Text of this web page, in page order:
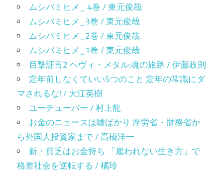
ムシバミヒメ_ 4巻 / 東元俊哉
ムシバミヒメ_3巻 / 東元俊哉
ムシバミヒメ_2巻 / 東元俊哉
ムシバミヒメ_1巻 / 東元俊哉
目撃証言2 ヘヴィ・メタル:魂の旅路 / 伊藤政則
定年前しなくていい5つのこと 定年の常識にダ
マされるな! / 大江英樹
ユーチューバー / 村上龍
お金のニュースは嘘ばかり 厚労省・財務省か
ら外国人投資家まで / 高橋洋一
新・貧乏はお金持ち 「雇われない生き方」で
格差社会を逆転する / 橘玲